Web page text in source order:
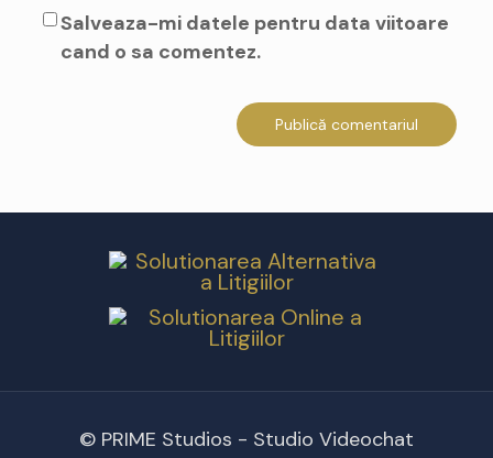
Salveaza-mi datele pentru data viitoare
cand o sa comentez.
© PRIME Studios - Studio Videochat